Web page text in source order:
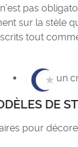
pas
sur la stèle
tout
un
DE
pour